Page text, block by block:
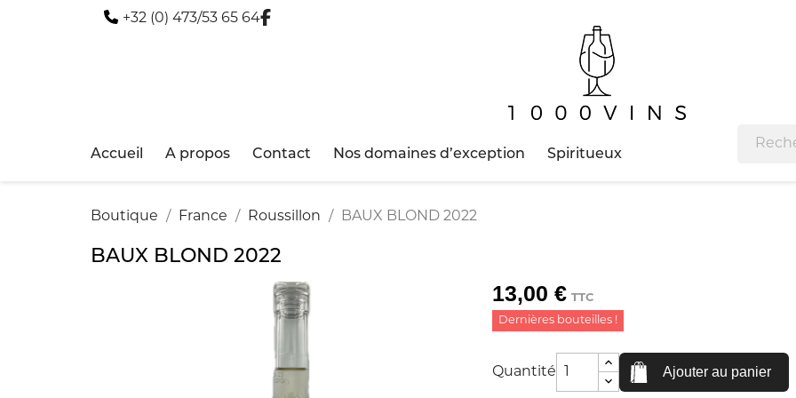
+32 (0) 473/53 65 64
Accueil A propos Contact Nos domaines d’exception Spiritueux
Boutique France Roussillon BAUX BLOND 2022
BAUX BLOND 2022
13,00 € TTC
Dernières bouteilles !
Quantité Ajouter au panier